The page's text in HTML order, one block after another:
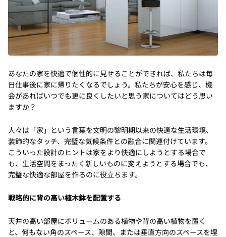
あなたの家を快適で個性的に見せることができれば、私たちは毎
日仕事後に家に帰りたくなるでしょう。私たちが安心を感じ、機
会があればいつでも更に良くしたいと思う家についてはどう思い
ますか？
人々は「家」という言葉を文明の黎明期以来の快適な生活環境、
装飾的なタッチ、完璧な気候条件との融合に関連付けています。
こういった設計のヒントは家をより快適にしようとする場合で
も、生活空間をまったく新しいものに変えようとする場合でも、
完璧な快適な部屋を作るのに役立ちます。
戦略的に背の高い植木鉢を配置する
天井の高い部屋にボリュームのある植物や背の高い植物を置く
と、何もない角のスペース、隙間、または垂直方向のスペースを埋